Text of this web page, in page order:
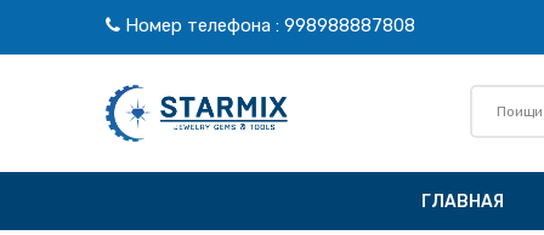
Номер телефона : 998988887808
ГЛАВНАЯ